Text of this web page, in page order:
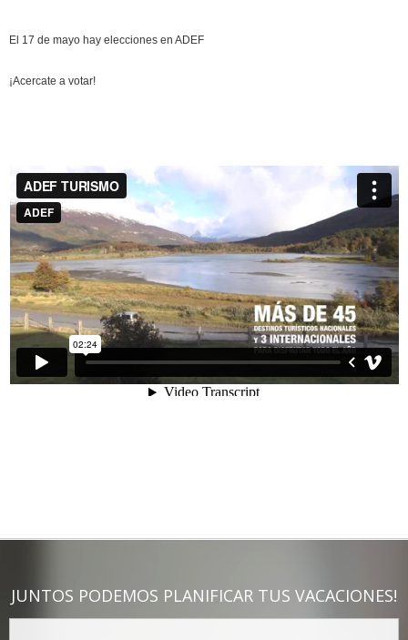
El 17 de mayo hay elecciones en ADEF
¡Acercate a votar!
JUNTOS PODEMOS PLANIFICAR TUS VACACIONES!